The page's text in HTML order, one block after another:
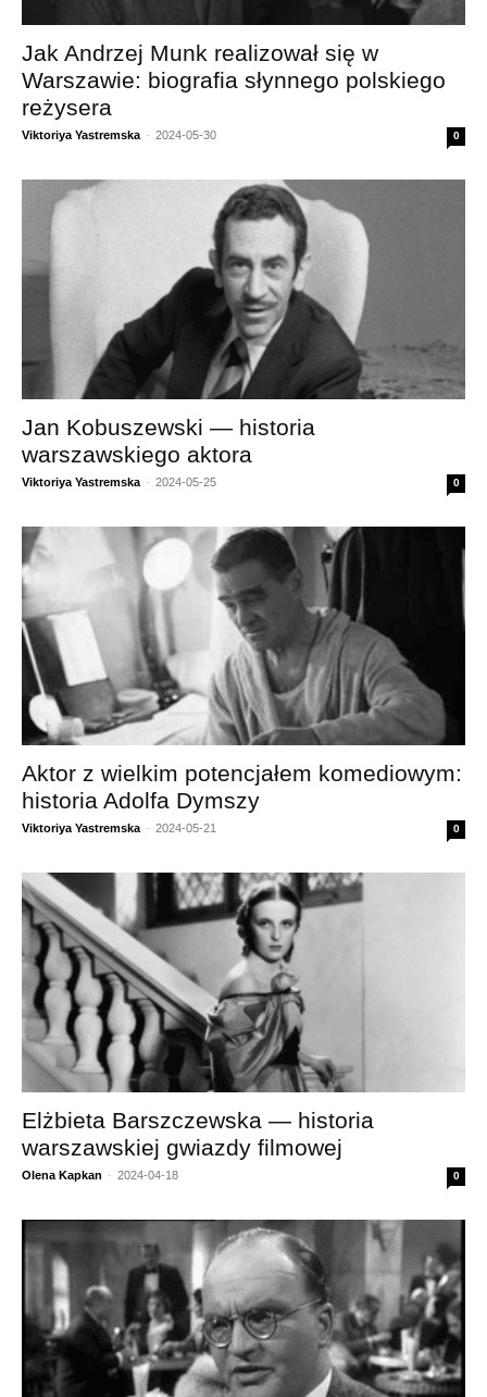
Jak Andrzej Munk realizował się w
Warszawie: biografia słynnego polskiego
reżysera
Viktoriya Yastremska - 2024-05-30 0
Jan Kobuszewski — historia
warszawskiego aktora
Viktoriya Yastremska - 2024-05-25 0
Aktor z wielkim potencjałem komediowym:
historia Adolfa Dymszy
Viktoriya Yastremska - 2024-05-21 0
Elżbieta Barszczewska — historia
warszawskiej gwiazdy filmowej
Olena Kapkan - 2024-04-18 0